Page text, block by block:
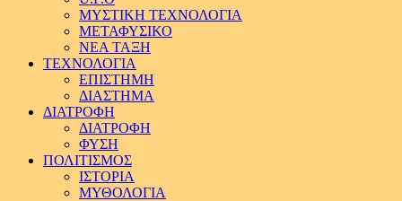
ΜΥΣΤΙΚΗ ΤΕΧΝΟΛΟΓΙΑ
ΜΕΤΑΦΥΣΙΚΟ
ΝΕΑ ΤΑΞΗ
ΤΕΧΝΟΛΟΓΙΑ
ΕΠΙΣΤΗΜΗ
ΔΙΑΣΤΗΜΑ
ΔΙΑΤΡΟΦΗ
ΔΙΑΤΡΟΦΗ
ΦΥΣΗ
ΠΟΛΙΤΙΣΜΟΣ
ΙΣΤΟΡΙΑ
ΜΥΘΟΛΟΓΙΑ